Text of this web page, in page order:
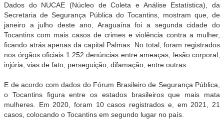
Dados do NUCAE (Núcleo de Coleta e Análise Estatística), da
Secretaria de Segurança Pública do Tocantins, mostram que, de
janeiro a julho deste ano, Araguaína foi a segunda cidade do
Tocantins com mais casos de crimes e violência contra a mulher,
ficando atrás apenas da capital Palmas. No total, foram registrados
nos órgãos oficiais 1.252 denúncias entre ameaças, lesão corporal,
injúria, vias de fato, perseguição, difamação, entre outras.
E de acordo com dados do Fórum Brasileiro de Segurança Pública,
o Tocantins figura entre os estados brasileiros que mais mata
mulheres. Em 2020, foram 10 casos registrados e, em 2021, 21
casos, colocando o Tocantins em segundo lugar no país.